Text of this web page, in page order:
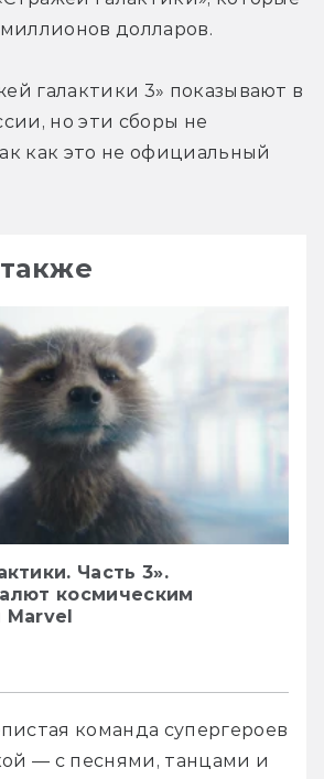
долларов.
галактики 3» показывают в
но эти сборы не
как это не официальный
Часть 3».
космическим
Marvel
команда супергероев
— с песнями, танцами и